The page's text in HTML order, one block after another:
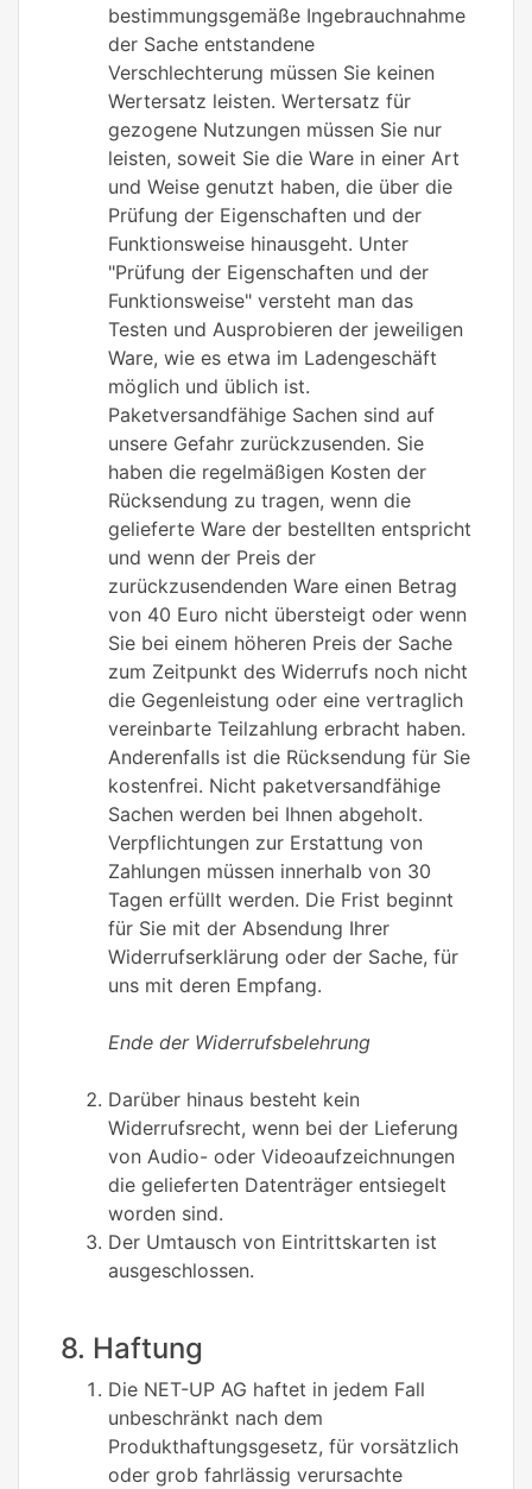
bestimmungsgemäße Ingebrauchnahme
der Sache entstandene
Verschlechterung müssen Sie keinen
Wertersatz leisten. Wertersatz für
gezogene Nutzungen müssen Sie nur
leisten, soweit Sie die Ware in einer Art
und Weise genutzt haben, die über die
Prüfung der Eigenschaften und der
Funktionsweise hinausgeht. Unter
"Prüfung der Eigenschaften und der
Funktionsweise" versteht man das
Testen und Ausprobieren der jeweiligen
Ware, wie es etwa im Ladengeschäft
möglich und üblich ist.
Paketversandfähige Sachen sind auf
unsere Gefahr zurückzusenden. Sie
haben die regelmäßigen Kosten der
Rücksendung zu tragen, wenn die
gelieferte Ware der bestellten entspricht
und wenn der Preis der
zurückzusendenden Ware einen Betrag
von 40 Euro nicht übersteigt oder wenn
Sie bei einem höheren Preis der Sache
zum Zeitpunkt des Widerrufs noch nicht
die Gegenleistung oder eine vertraglich
vereinbarte Teilzahlung erbracht haben.
Anderenfalls ist die Rücksendung für Sie
kostenfrei. Nicht paketversandfähige
Sachen werden bei Ihnen abgeholt.
Verpflichtungen zur Erstattung von
Zahlungen müssen innerhalb von 30
Tagen erfüllt werden. Die Frist beginnt
für Sie mit der Absendung Ihrer
Widerrufserklärung oder der Sache, für
uns mit deren Empfang.
Ende der Widerrufsbelehrung
Darüber hinaus besteht kein
Widerrufsrecht, wenn bei der Lieferung
von Audio- oder Videoaufzeichnungen
die gelieferten Datenträger entsiegelt
worden sind.
Der Umtausch von Eintrittskarten ist
ausgeschlossen.
8. Haftung
Die NET-UP AG haftet in jedem Fall
unbeschränkt nach dem
Produkthaftungsgesetz, für vorsätzlich
oder grob fahrlässig verursachte